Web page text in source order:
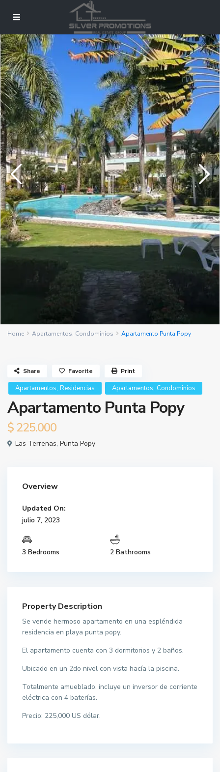
Home Apartamentos, Condominios Apartamento Punta Popy
Apartamentos, Residencias Apartamentos, Condominios
Apartamento Punta Popy
$ 225.000
Las Terrenas, Punta Popy
Share Favorite Print
Overview
Updated On:
julio 7, 2023
3 Bedrooms 2 Bathrooms
Property Description
Se vende hermoso apartamento en una espléndida
residencia en playa punta popy.
El apartamento cuenta con 3 dormitorios y 2 baños.
Ubicado en un 2do nivel con vista hacía la piscina.
Totalmente amueblado, incluye un inversor de corriente
eléctrica con 4 baterías.
Precio: 225,000 US dólar.